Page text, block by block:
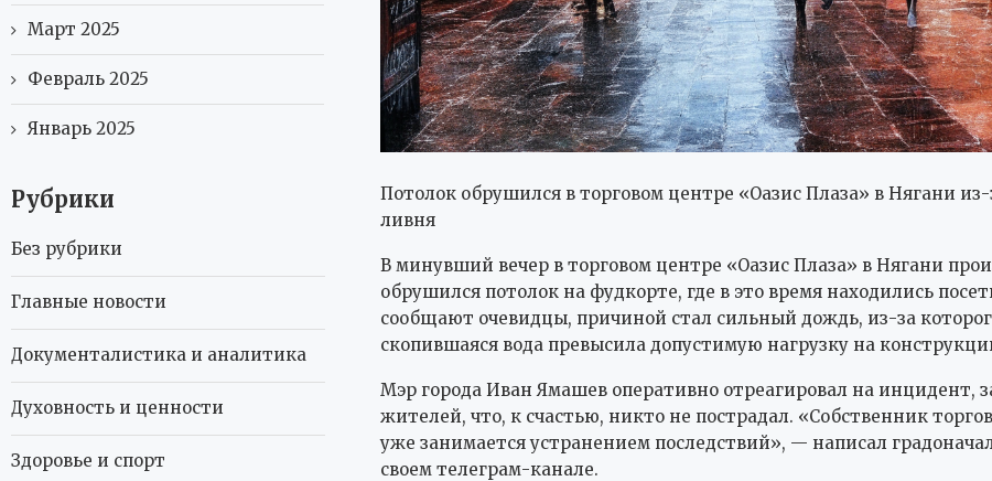
Потолок обрушился в торговом центре «Оазис Плаза» в Нягани из-
ливня
В минувший вечер в торговом центре «Оазис Плаза» в Нягани
обрушился потолок на фудкорте, где в это время находились
сообщают очевидцы, причиной стал сильный дождь, из-за
скопившаяся вода превысила допустимую нагрузку на
Мэр города Иван Ямашев оперативно отреагировал на инцидент,
жителей, что, к счастью, никто не пострадал. «Собственник
уже занимается устранением последствий», — написал
своем телеграм-канале.
Март 2025
Февраль 2025
Январь 2025
Рубрики
Без рубрики
Главные новости
Документалистика и аналитика
Духовность и ценности
Здоровье и спорт